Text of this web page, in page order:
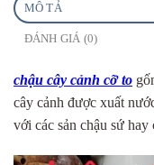
MÔ TẢ
ĐÁNH GIÁ (0)
chậu cây cảnh cỡ to
cây cảnh được xuất
với các sản chậu sứ hay